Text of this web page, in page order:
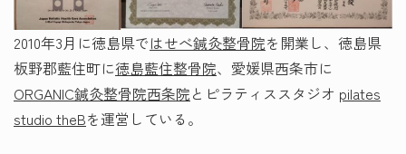
2010年3月に徳島県ではせべ鍼灸整骨院を開業し、徳島県
板野郡藍住町に徳島藍住整骨院、愛媛県西条市に
ORGANIC鍼灸整骨院西条院とピラティススタジオ pilates
studio theBを運営している。